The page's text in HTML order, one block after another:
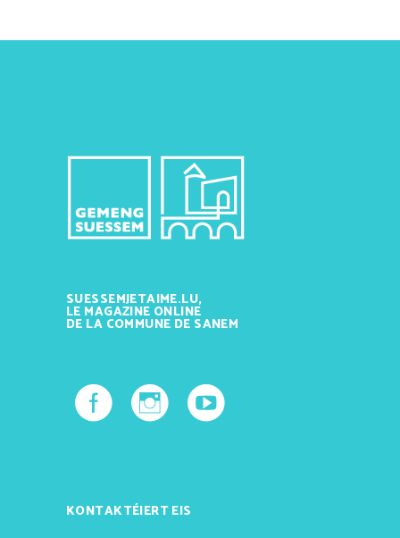
SUESSEMJETAIME.LU,
LE MAGAZINE ONLINE
DE LA COMMUNE DE SANEM
KONTAKTÉIERT EIS